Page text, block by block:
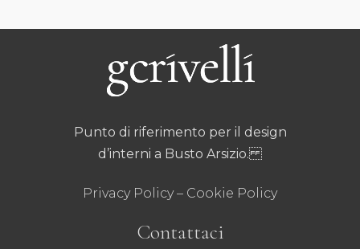
Punto di riferimento per il design
d’interni a Busto Arsizio.
Privacy Policy– Cookie Policy
Contattaci